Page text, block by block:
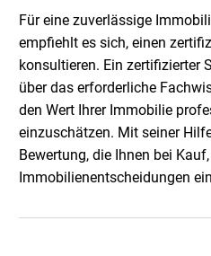
Für eine zuverlässige
empfiehlt es sich, einen
konsultieren. Ein zertifizierter
über das erforderliche
den Wert Ihrer Immobilie
einzuschätzen. Mit seiner
Bewertung, die Ihnen bei
Immobilienentscheidungen